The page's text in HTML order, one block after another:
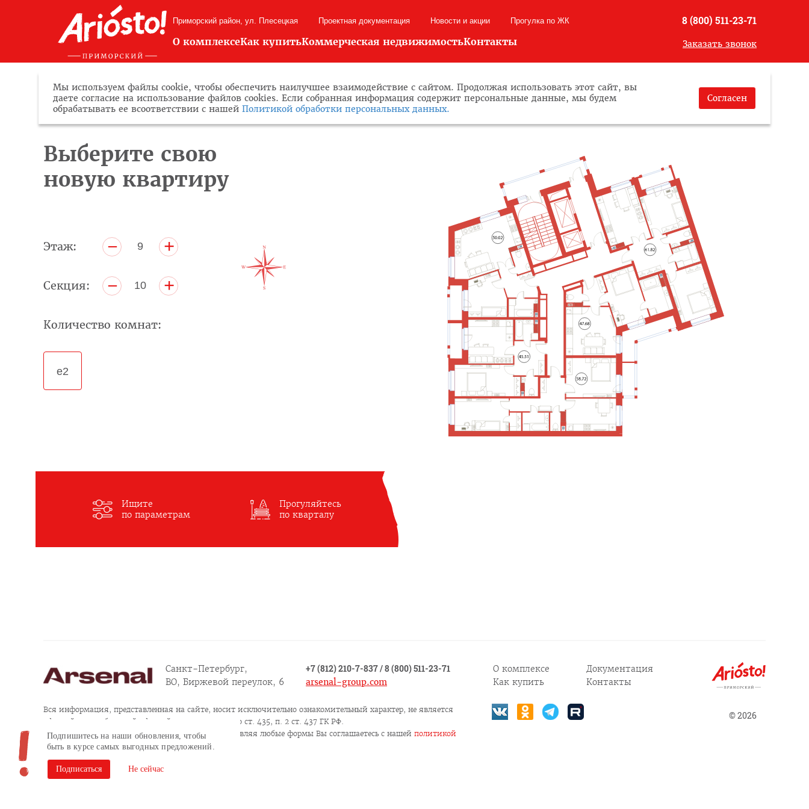
Подпишитесь на наши обновления, чтобы
быть в курсе самых выгодных предложений.
Подписаться Не сейчас
Приморский район, ул. Плесецкая Проектная документация Новости и акции Прогулка по ЖК
О комплексеКак купитьКоммерческая недвижимостьКонтакты
8 (800) 511-23-71
Заказать звонок
Выберите свою
новую квартиру
Этаж: – 9 +
Секция: – 10 +
Количество комнат:
е2
Ищите
по параметрам
Прогуляйтесь
по кварталу
Мы используем файлы cookie, чтобы обеспечить наилучшее взаимодействие с сайтом. Продолжая использовать этот сайт, вы
даете согласие на использование файлов cookies. Если собранная информация содержит персональные данные, мы будем
обрабатывать ее всоответствии с нашей Политикой обработки персональных данных.
Согласен
Санкт-Петербург,
ВО, Биржевой переулок, 6
+7 (812) 210-7-837/8 (800) 511-23-71
arsenal-group.com
О комплексе
Как купить
Документация
Контакты
Вся информация, представленная на сайте, носит исключительно ознакомительный характер, не является
офертой или публичной офертой в соответствии со ст. 435, п. 2 ст. 437 ГК РФ.
Продолжая пользоваться сайтом, заполняя и отправляя любые формы Вы соглашаетесь c нашей политикой
конфиденциальности
Согласие на обработку персональных данных
Сайт разработан в Brandson
© 2026